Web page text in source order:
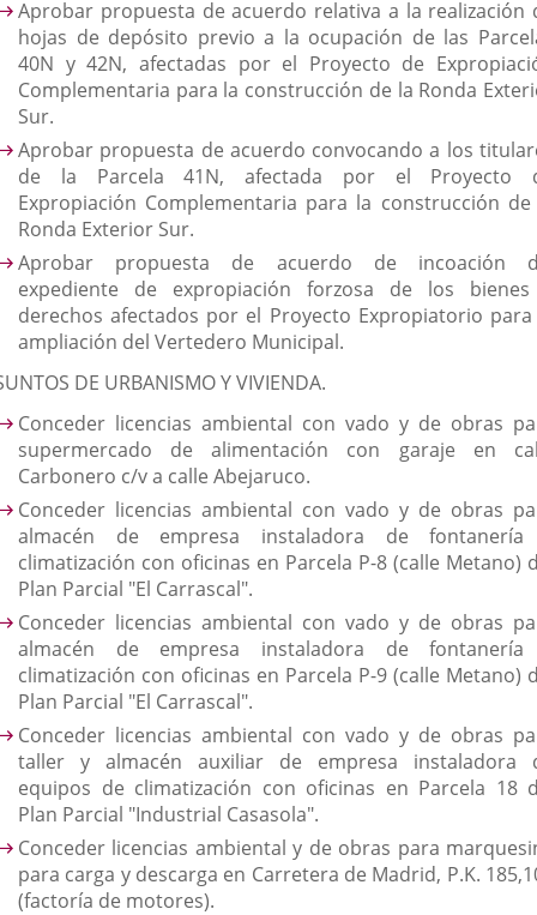
Aprobar propuesta de acuerdo relativa a la realización
hojas de depósito previo a la ocupación de las
40N y 42N, afectadas por el Proyecto de
Complementaria para la construcción de la Ronda
Sur.
Aprobar propuesta de acuerdo convocando a los
de la Parcela 41N, afectada por el Proyecto
Expropiación Complementaria para la construcción
Ronda Exterior Sur.
Aprobar propuesta de acuerdo de incoación
expediente de expropiación forzosa de los
derechos afectados por el Proyecto Expropiatorio
ampliación del Vertedero Municipal.
DE URBANISMO Y VIVIENDA.
Conceder licencias ambiental con vado y de obras
supermercado de alimentación con garaje en
Carbonero c/v a calle Abejaruco.
Conceder licencias ambiental con vado y de obras
almacén de empresa instaladora de
climatización con oficinas en Parcela P-8 (calle Metano)
Plan Parcial "El Carrascal".
Conceder licencias ambiental con vado y de obras
almacén de empresa instaladora de
climatización con oficinas en Parcela P-9 (calle Metano)
Plan Parcial "El Carrascal".
Conceder licencias ambiental con vado y de obras
taller y almacén auxiliar de empresa instaladora
equipos de climatización con oficinas en Parcela 18
Plan Parcial "Industrial Casasola".
Conceder licencias ambiental y de obras para
para carga y descarga en Carretera de Madrid, P.K.
(factoría de motores).